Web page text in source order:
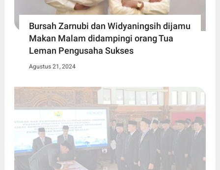
Bursah Zarnubi dan Widyaningsih dijamu
Makan Malam didampingi orang Tua
Leman Pengusaha Sukses
Agustus 21, 2024